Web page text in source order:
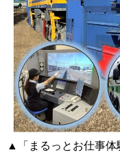
▲「まるっとお仕事体